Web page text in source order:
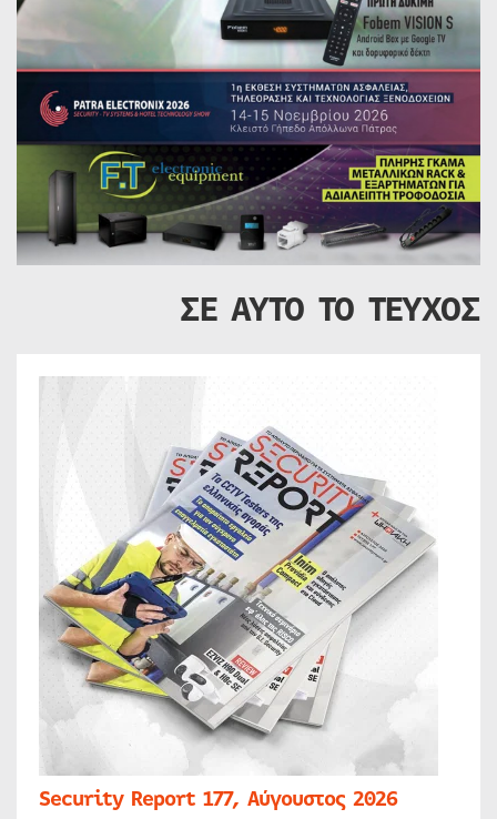
ΣΕ ΑΥΤΟ ΤΟ ΤΕΥΧΟΣ
Security Report 177, Αύγουστος 2026